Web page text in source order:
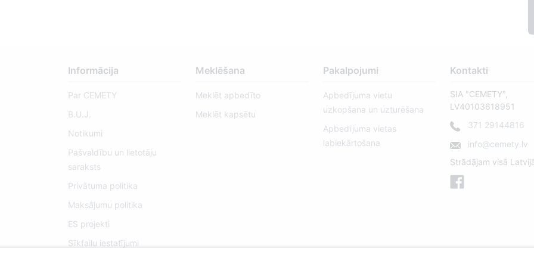
Informācija
Par CEMETY
B.U.J.
Notikumi
Pašvaldību un lietotāju
saraksts
Privātuma politika
Maksājumu politika
ES projekti
Sīkfailu iestatījumi
Meklēšana
Meklēt apbedīto
Meklēt kapsētu
Pakalpojumi
Apbedījuma vietu
uzkopšana un uzturēšana
Apbedījuma vietas
labiekārtošana
Kontakti
SIA "CEMETY",
LV40103618951
371 29144816
info@cemety.lv
Strādājam visā